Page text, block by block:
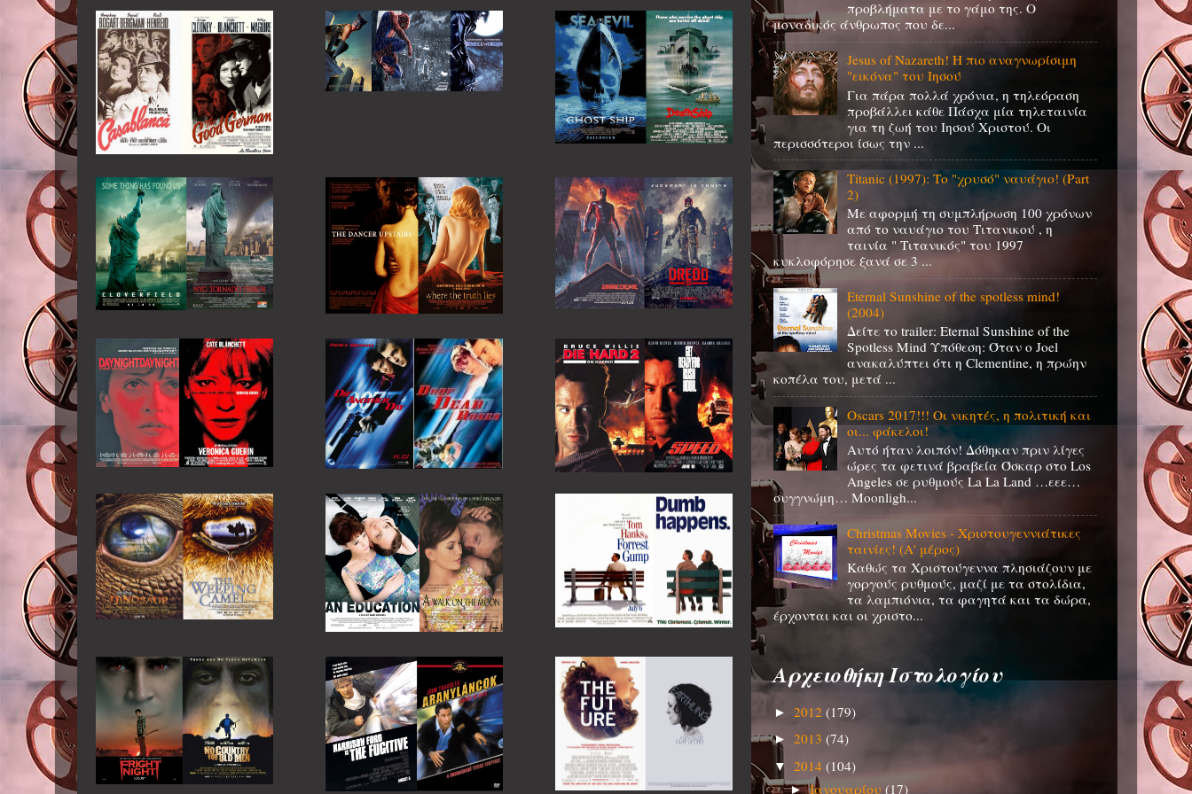
προβλήματα με το γάμο της. Ο
μοναδικός άνθρωπος που δε...
Jesus of Nazareth! Η πιο αναγνωρίσιμη
"εικόνα" του Ιησού
Για πάρα πολλά χρόνια, η τηλεόραση
προβάλλει κάθε Πάσχα μία τηλεταινία
για τη ζωή του Ιησού Χριστού. Οι
περισσότεροι ίσως την ...
Titanic (1997): Το "χρυσό" ναυάγιο! (Part
2)
Με αφορμή τη συμπλήρωση 100 χρόνων
από το ναυάγιο του Τιτανικού , η
ταινία " Τιτανικός" του 1997
κυκλοφόρησε ξανά σε 3 ...
Eternal Sunshine of the spotless mind!
(2004)
Δείτε το trailer: Eternal Sunshine of the
Spotless Mind Υπόθεση: Όταν ο Joel
ανακαλύπτει ότι η Clementine, η πρώην
κοπέλα του, μετά ...
Oscars 2017!!! Οι νικητές, η πολιτική και
οι... φάκελοι!
Αυτό ήταν λοιπόν! Δόθηκαν πριν λίγες
ώρες τα φετινά βραβεία Όσκαρ στο Los
Angeles σε ρυθμούς La La Land …εεε…
συγγνώμη… Moonligh...
Christmas Movies - Χριστουγεννιάτικες
ταινίες! (Α' μέρος)
Καθώς τα Χριστούγεννα πλησιάζουν με
γοργούς ρυθμούς, μαζί με τα στολίδια,
τα λαμπιόνια, τα φαγητά και τα δώρα,
έρχονται και οι χριστο...
Αρχειοθήκη Ιστολογίου
► 2012 (179)
► 2013 (74)
▼ 2014 (104)
►Ιανουαρίου(17)